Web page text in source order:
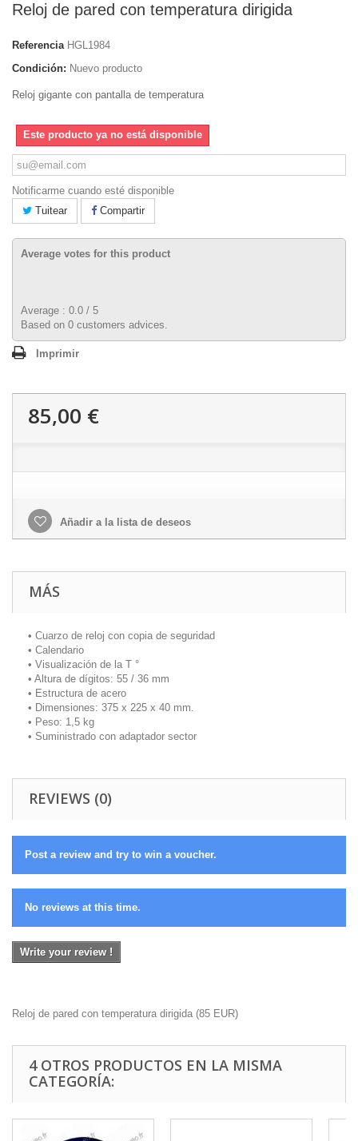
Reloj de pared con temperatura dirigida
Referencia HGL1984
Condición: Nuevo producto
Reloj gigante con pantalla de temperatura
Este producto ya no está disponible
Notificarme cuando esté disponible
Tuitear
Compartir
Average votes for this product
Average : 0.0 / 5
Based on 0 customers advices.
Imprimir
85,00 €
Añadir a la lista de deseos
MÁS
• Cuarzo de reloj con copia de seguridad
• Calendario
• Visualización de la T °
• Altura de dígitos: 55 / 36 mm
• Estructura de acero
• Dimensiones: 375 x 225 x 40 mm.
• Peso: 1,5 kg
• Suministrado con adaptador sector
REVIEWS (0)
Post a review and try to win a voucher.
No reviews at this time.
Write your review !
Reloj de pared con temperatura dirigida (85 EUR)
4 OTROS PRODUCTOS EN LA MISMA
CATEGORÍA: